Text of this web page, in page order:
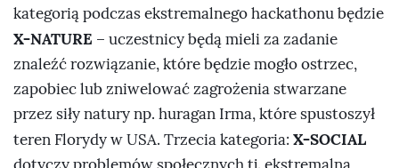
kategorią podczas ekstremalnego hackathonu będzie
X-NATURE – uczestnicy będą mieli za zadanie
znaleźć rozwiązanie, które będzie mogło ostrzec,
zapobiec lub zniwelować zagrożenia stwarzane
przez siły natury np. huragan Irma, które spustoszył
teren Florydy w USA. Trzecia kategoria: X-SOCIAL